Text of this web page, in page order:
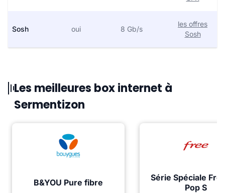
Sosh oui 8 Gb/s
les offres
Sosh
Les meilleures box internet à
Sermentizon
B&YOU Pure fibre
Série Spéciale
Pop S